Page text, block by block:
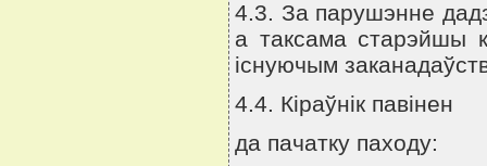
4.3. За парушэнне
а таксама старэйшы
iснуючым
4.4. Кiраўнiк павiнен
да пачатку паходу: